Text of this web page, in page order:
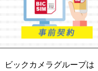
ビックカメラグループは